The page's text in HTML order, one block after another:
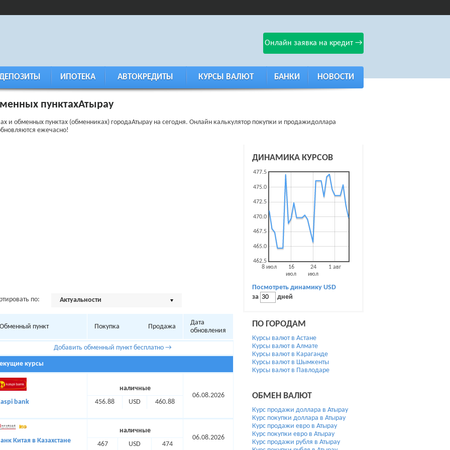
Онлайн заявка на кредит →
ИПОТЕКА АВТОКРЕДИТЫ КУРСЫ ВАЛЮТ БАНКИ НОВОСТИ
пунктахАтырау
и обменных пунктах (обменниках) городаАтырау на сегодня. Онлайн калькулятор покупки и продажидоллара
ежечасно!
по: Актуальности
Обменный пункт Покупка Продажа
Дата
обновления
Добавить обменный пункт бесплатно →
курсы
bank
наличные
456.88
USD 460.88
06.08.2026
Китая в Казахстане
наличные
467
USD 474
06.08.2026
ДИНАМИКА КУРСОВ
8 июл
16
июл
24
июл
1 авг
462.5
465.0
467.5
470.0
472.5
475.0
477.5
Посмотреть динамику USD
за
дней
ПО ГОРОДАМ
Курсы валют в Астане
Курсы валют в Алмате
Курсы валют в Караганде
Курсы валют в Шымкенты
Курсы валют в Павлодаре
ОБМЕН ВАЛЮТ
Курс продажи доллара в Атырау
Курс покупки доллара в Атырау
Курс продажи евро в Атырау
Курс покупки евро в Атырау
Курс продажи рубля в Атырау